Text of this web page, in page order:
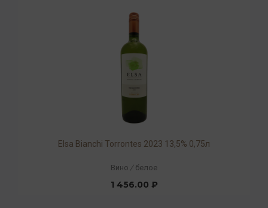
Elsa Bianchi Torrontes 2023 13,5% 0,75л
Вино / белое
1 456.00 ₽